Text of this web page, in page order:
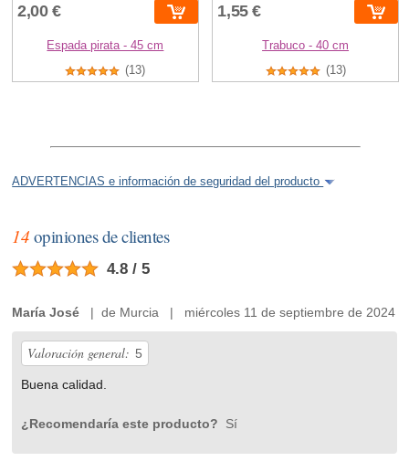
2,00 €
Espada pirata - 45 cm
(13)
1,55 €
Trabuco - 40 cm
(13)
ADVERTENCIAS e información de seguridad del producto
14 opiniones de clientes
4.8 / 5
María José | de Murcia | miércoles 11 de septiembre de 2024
Valoración general: 5
Buena calidad.
¿Recomendaría este producto? Sí